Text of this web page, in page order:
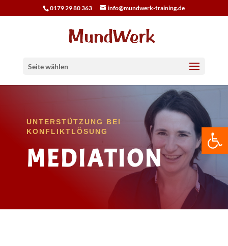
0179 29 80 363 info@mundwerk-training.de
Seite wählen
UNTERSTÜTZUNG BEI
KONFLIKTLÖSUNG
MEDIATION